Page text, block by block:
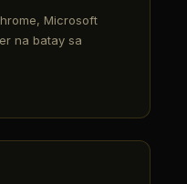
Microsoft
na batay sa